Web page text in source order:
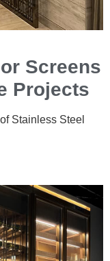
Screens
Projects
Stainless Steel